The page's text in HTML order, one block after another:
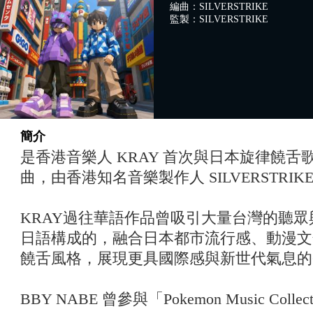
編曲：SILVERSTRIKE
監製：SILVERSTRIKE
簡介
是香港音樂人 KRAY 首次與日本旋律饒舌
曲，由香港知名音樂製作人
KRAY過往華語作品曾吸引大量台灣的聽
日語構成的 ，融合日本都市流行感、動漫
饒舌風格，展現更具國際感與新世代氣息
BBY NABE 曾參與「Pokemon Music